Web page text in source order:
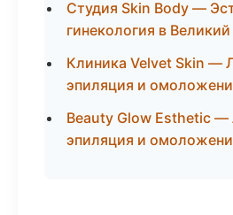
Студия Skin Body —
гинекология в
Клиника Velvet Skin —
эпиляция и
Beauty Glow Esthetic —
эпиляция и